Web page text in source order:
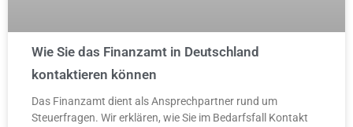
Wie Sie das Finanzamt in Deutschland
kontaktieren können
Das Finanzamt dient als Ansprechpartner rund um
Steuerfragen. Wir erklären, wie Sie im Bedarfsfall Kontakt